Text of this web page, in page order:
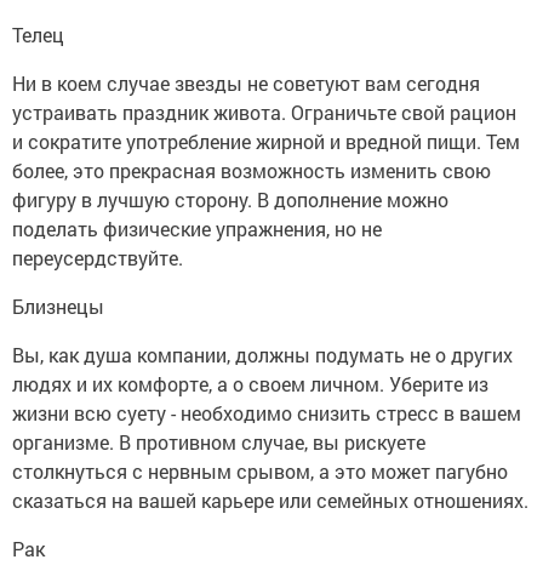
Телец
Ни в коем случае звезды не советуют вам сегодня
устраивать праздник живота. Ограничьте свой рацион
и сократите употребление жирной и вредной пищи. Тем
более, это прекрасная возможность изменить свою
фигуру в лучшую сторону. В дополнение можно
поделать физические упражнения, но не
переусердствуйте.
Близнецы
Вы, как душа компании, должны подумать не о других
людях и их комфорте, а о своем личном. Уберите из
жизни всю суету - необходимо снизить стресс в вашем
организме. В противном случае, вы рискуете
столкнуться с нервным срывом, а это может пагубно
сказаться на вашей карьере или семейных отношениях.
Рак